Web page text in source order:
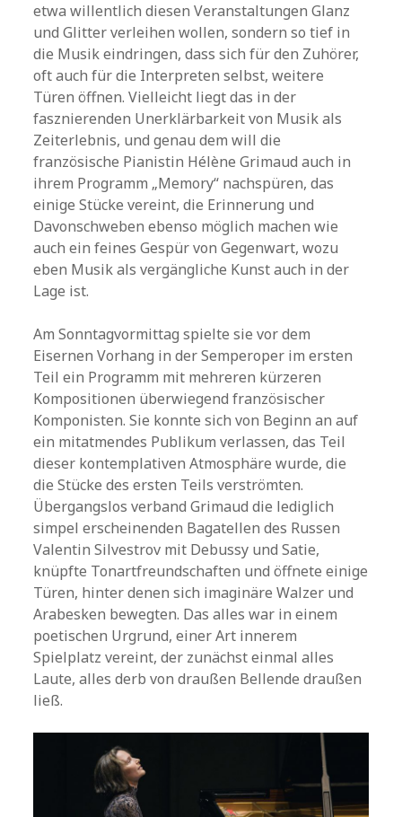
etwa willentlich diesen Veranstaltungen Glanz
und Glitter verleihen wollen, sondern so tief in
die Musik eindringen, dass sich für den Zuhörer,
oft auch für die Interpreten selbst, weitere
Türen öffnen. Vielleicht liegt das in der
fasznierenden Unerklärbarkeit von Musik als
Zeiterlebnis, und genau dem will die
französische Pianistin Hélène Grimaud auch in
ihrem Programm „Memory“ nachspüren, das
einige Stücke vereint, die Erinnerung und
Davonschweben ebenso möglich machen wie
auch ein feines Gespür von Gegenwart, wozu
eben Musik als vergängliche Kunst auch in der
Lage ist.
Am Sonntagvormittag spielte sie vor dem
Eisernen Vorhang in der Semperoper im ersten
Teil ein Programm mit mehreren kürzeren
Kompositionen überwiegend französischer
Komponisten. Sie konnte sich von Beginn an auf
ein mitatmendes Publikum verlassen, das Teil
dieser kontemplativen Atmosphäre wurde, die
die Stücke des ersten Teils verströmten.
Übergangslos verband Grimaud die lediglich
simpel erscheinenden Bagatellen des Russen
Valentin Silvestrov mit Debussy und Satie,
knüpfte Tonartfreundschaften und öffnete einige
Türen, hinter denen sich imaginäre Walzer und
Arabesken bewegten. Das alles war in einem
poetischen Urgrund, einer Art innerem
Spielplatz vereint, der zunächst einmal alles
Laute, alles derb von draußen Bellende draußen
ließ.